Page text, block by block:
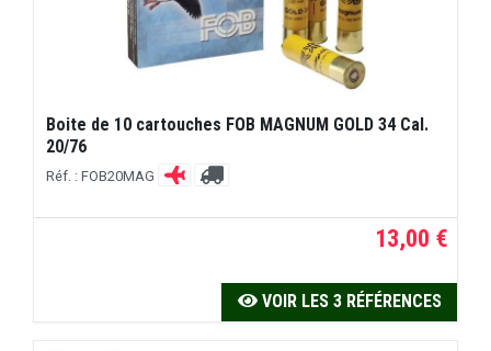
Boite de 10 cartouches FOB MAGNUM GOLD 34 Cal.
20/76
Réf. : FOB20MAG
13,00 €
VOIR LES 3 RÉFÉRENCES